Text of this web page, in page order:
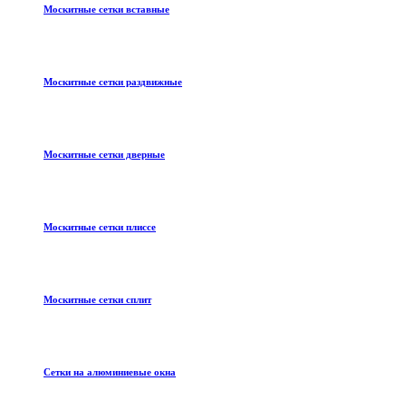
Москитные сетки вставные
Москитные сетки раздвижные
Москитные сетки дверные
Москитные сетки плиссе
Москитные сетки сплит
Сетки на алюминиевые окна